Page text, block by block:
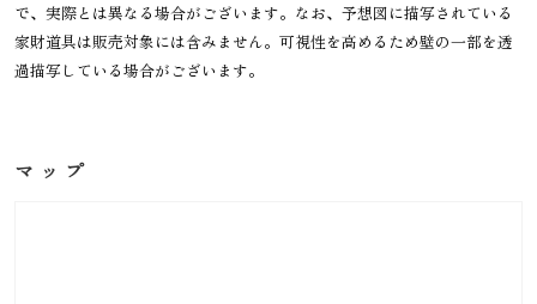
で、実際とは異なる場合がございます。なお、予想図に描写されている
家財道具は販売対象には含みません。可視性を高めるため壁の一部を透
過描写している場合がございます。
マップ